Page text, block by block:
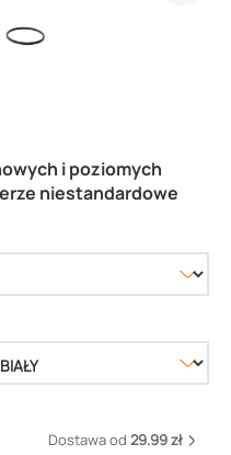
i poziomych
niestandardowe
Dostawa od 29.99 zł